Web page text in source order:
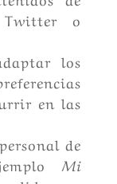
Twitter o
los
en las
de
Mi